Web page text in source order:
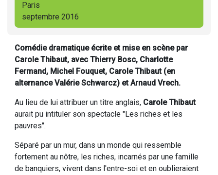
Paris
septembre 2016
Comédie dramatique écrite et mise en scène par
Carole Thibaut, avec Thierry Bosc, Charlotte
Fermand, Michel Fouquet, Carole Thibaut (en
alternance Valérie Schwarcz) et Arnaud Vrech.
Au lieu de lui attribuer un titre anglais, Carole Thibaut
aurait pu intituler son spectacle "Les riches et les
pauvres".
Séparé par un mur, dans un monde qui ressemble
fortement au nôtre, les riches, incarnés par une famille
de banquiers, vivent dans l'entre-soi et en oublieraient